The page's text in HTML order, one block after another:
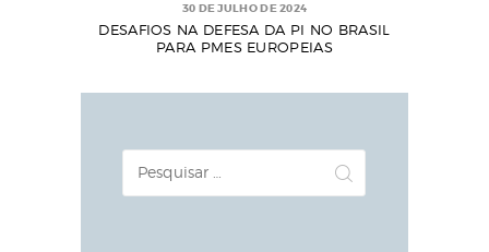
30 DE JULHO DE 2024
DESAFIOS NA DEFESA DA PI NO BRASIL
PARA PMES EUROPEIAS
por: